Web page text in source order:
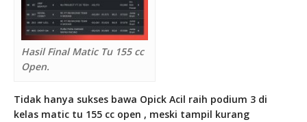
Hasil Final Matic Tu 155 cc
Open.
Tidak hanya sukses bawa Opick Acil raih podium 3 di
kelas matic tu 155 cc open , meski tampil kurang